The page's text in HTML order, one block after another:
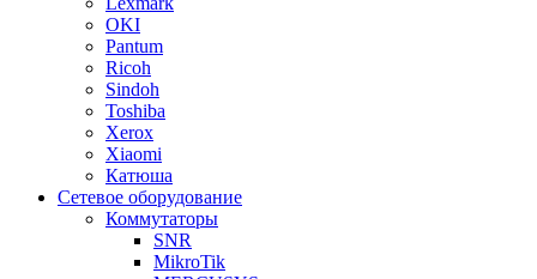
OKI
Pantum
Ricoh
Sindoh
Toshiba
Xerox
Xiaomi
Катюша
Сетевое оборудование
Коммутаторы
SNR
MikroTik